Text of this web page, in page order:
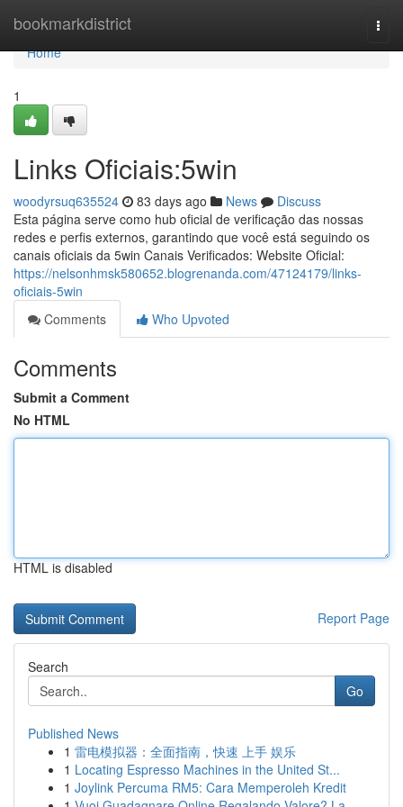
bookmarkdistrict
Home
Home
1
Links Oficiais:5win
woodyrsuq635524 83 days ago News
Discuss
Esta página serve como hub oficial de verificação das nossas
redes e perfis externos, garantindo que você está seguindo os
canais oficiais da 5win Canais Verificados: Website Oficial:
https://nelsonhmsk580652.blogrenanda.com/47124179/links-
oficiais-5win
Comments
Who Upvoted
Comments
Submit a Comment
No HTML
HTML is disabled
Report Page
Search
Go
Published News
1 雷电模拟器：全面指南，快速 上手 娱乐
1 Locating Espresso Machines in the United St...
1 Joylink Percuma RM5: Cara Memperoleh Kredit